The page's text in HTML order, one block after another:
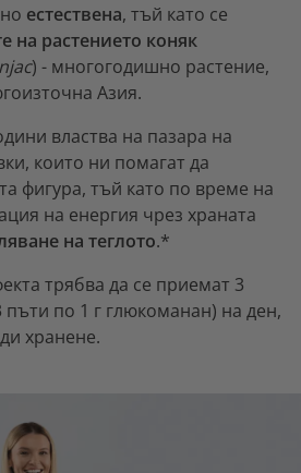
естествена, тъй като се
на растението коняк
) - многогодишно растение,
Азия.
властва на пазара на
които ни помагат да
фигура, тъй като по време на
на енергия чрез храната
на теглото.*
трябва да се приемат 3
пъти по 1 г глюкоманан) на ден,
хранене.